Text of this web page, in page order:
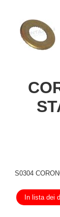
S0304
In lista dei